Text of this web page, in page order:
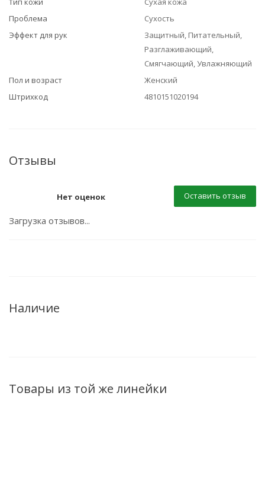
Проблема
Сухость
Эффект для рук
Защитный, Питательный,
Разглаживающий,
Смягчающий, Увлажняющий
Пол и возраст
Женский
Штрихкод
4810151020194
Отзывы
Нет оценок Оставить отзыв
Загрузка отзывов...
Наличие
Товары из той же линейки